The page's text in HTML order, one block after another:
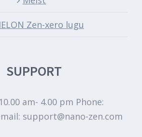
Zen-xero lugu
SUPPORT
am- 4.00 pm Phone:
support@nano-zen.com